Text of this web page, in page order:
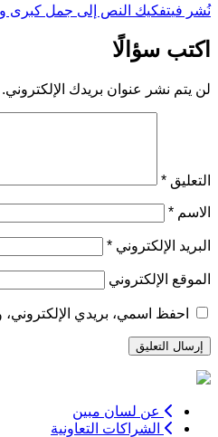
تصفّح
المقالات
نُشر فيتفكيك النص إلى جمل كبرى
اكتب سؤالًا
لن يتم نشر عنوان بريدك الإلكتروني.
التعليق *
الاسم *
البريد الإلكتروني *
الموقع الإلكتروني
احفظ اسمي، بريدي الإلكتروني،
عن لسان مبين
الشراكات التعاونية